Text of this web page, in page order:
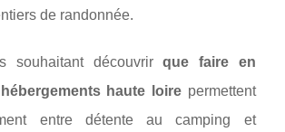
de randonnée.
souhaitant découvrirque faire en
hébergements haute loire permettent
entre détente au camping et